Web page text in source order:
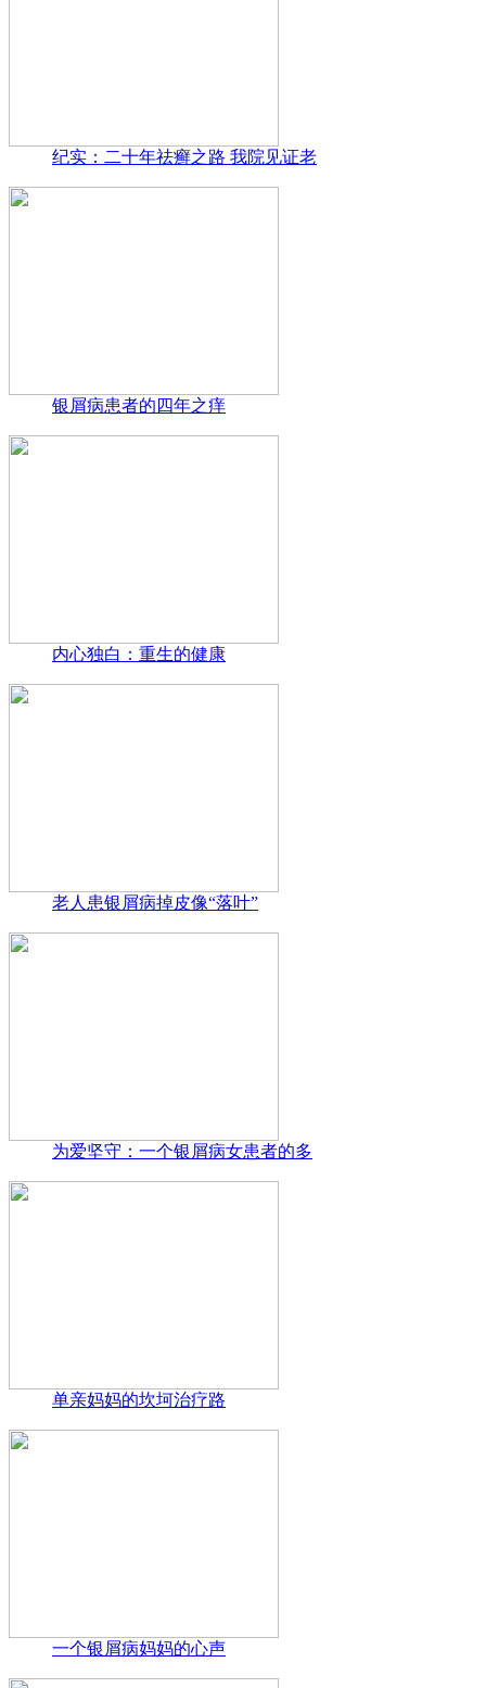
纪实：二十年祛癣之路 我院见证老
银屑病患者的四年之痒
内心独白：重生的健康
老人患银屑病掉皮像“落叶”
为爱坚守：一个银屑病女患者的多
单亲妈妈的坎坷治疗路
一个银屑病妈妈的心声